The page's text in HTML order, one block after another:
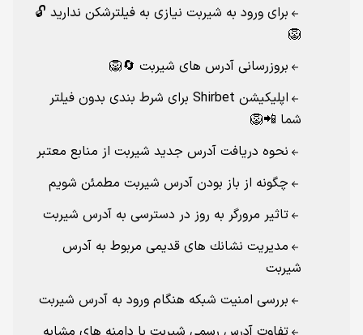
برای ورود به شیربت نیازی به فیلترشکن ندارید 🔓
🦁
بروزرسانی آدرس‌ های شیربت 🔄🦁
اپلیکیشن Shirbet برای شرط‌ بندی بدون فیلتر
شما 📲🦁
نحوه دريافت آدرس جديد شيربت از منابع معتبر
چگونه از باز بودن آدرس شيربت مطمئن شويم
تاثير مرورگر به روز در دسترسی به آدرس شيربت
مديريت نشانك های قديمی مربوط به آدرس
شيربت
بررسی امنيت شبكه هنگام ورود به آدرس شيربت